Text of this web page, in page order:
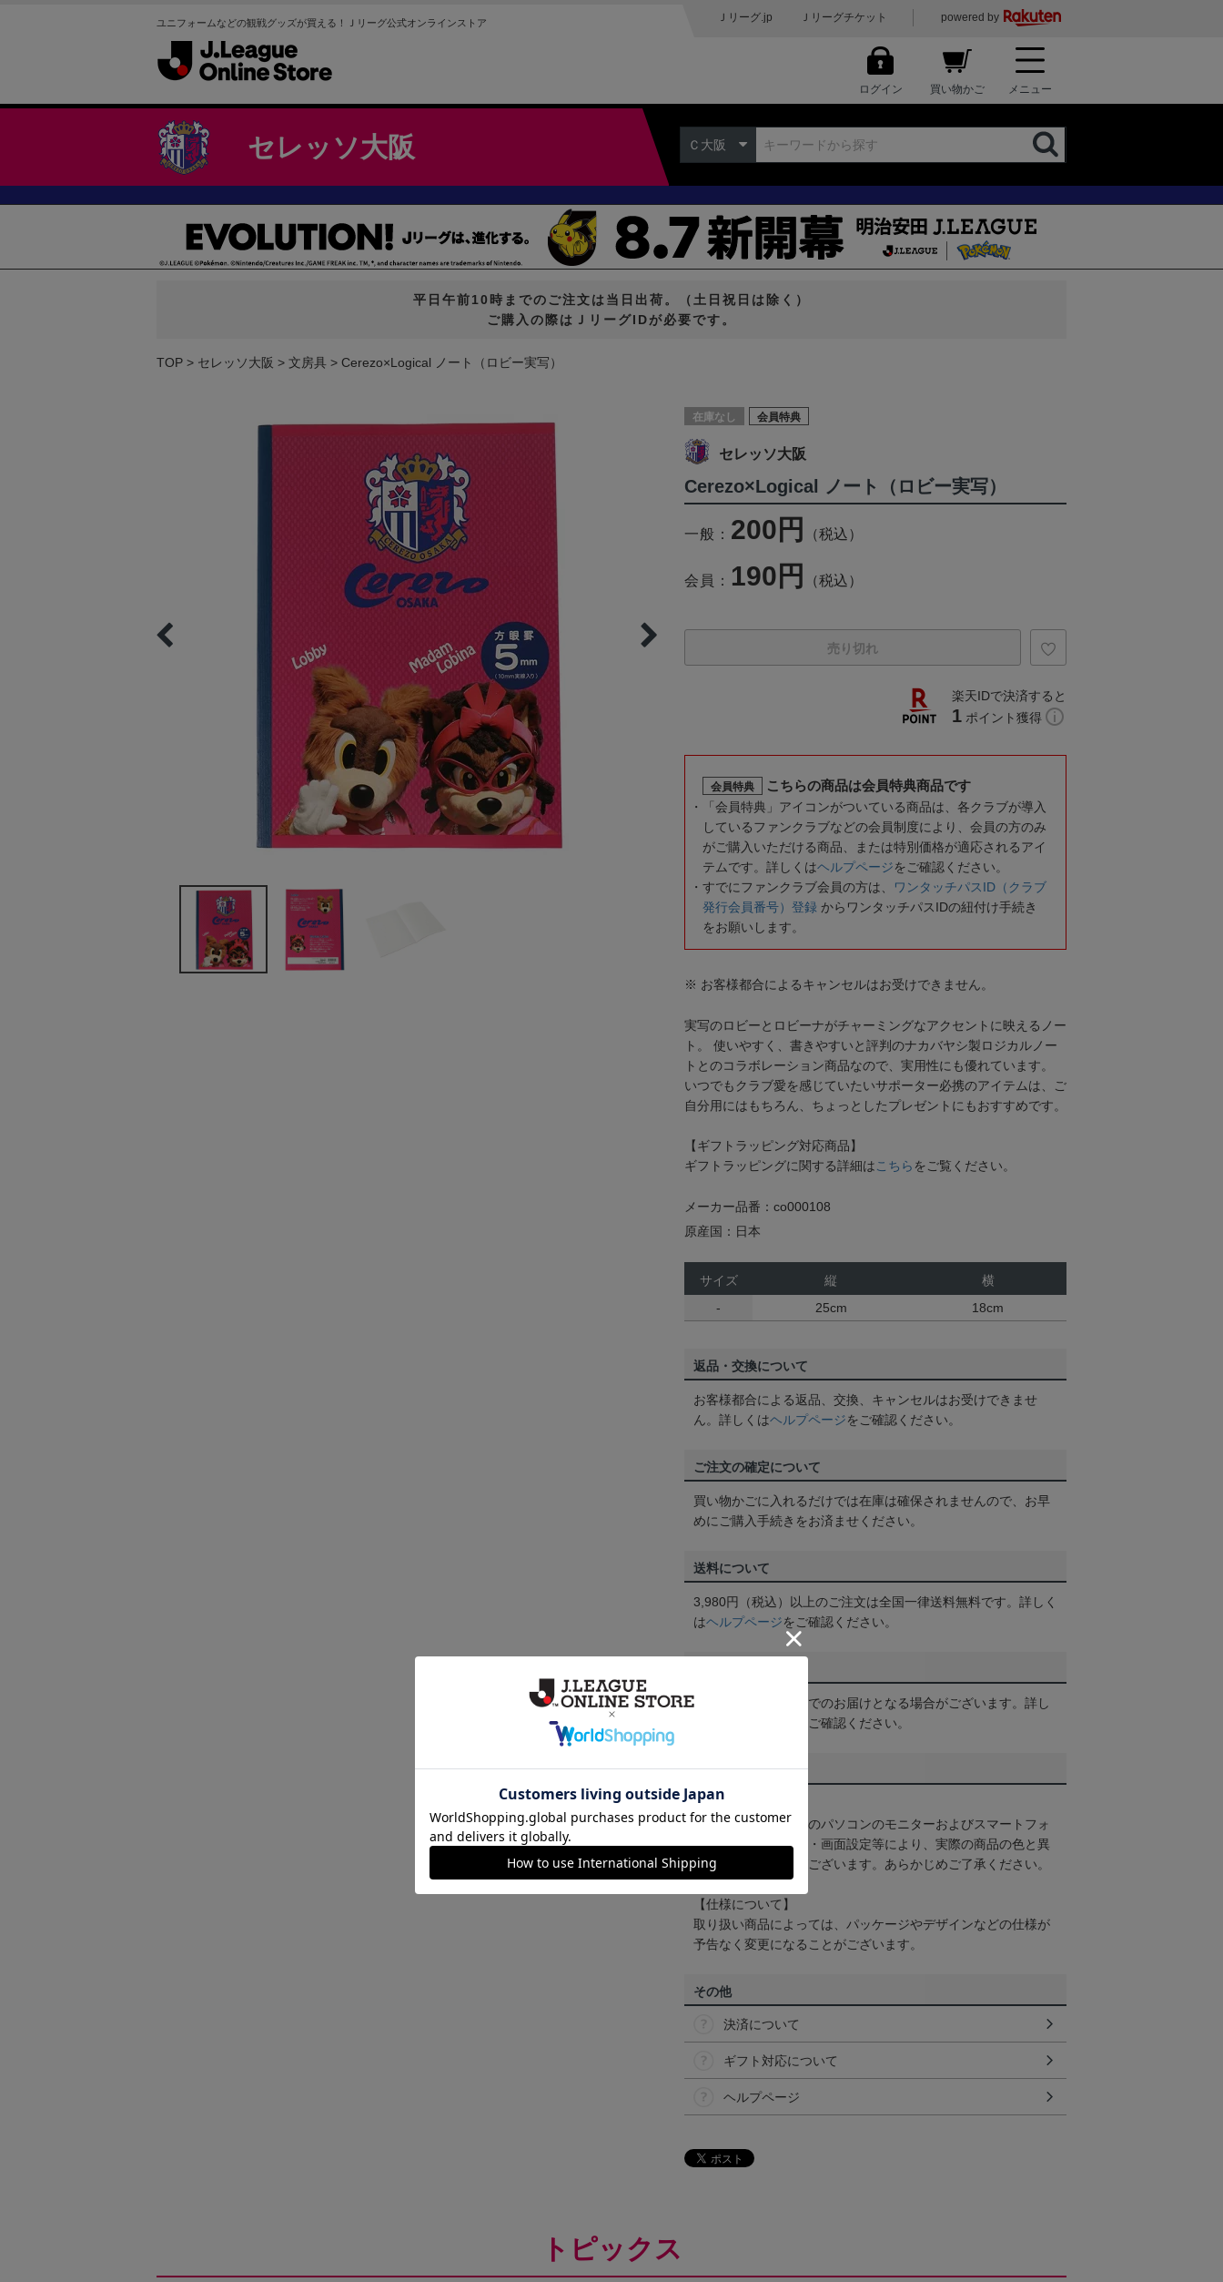
ユニフォームなどの観戦グッズが買える！Ｊリーグ公式オンラインストア Ｊリーグ.jp Ｊリーグチケット powered by
ログイン 買い物かご メニュー
セレッソ大阪 Ｃ大阪
平日午前10時までのご注文は当日出荷。（土日祝日は除く）
ご購入の際はＪリーグIDが必要です。
TOP セレッソ大阪 文房具 Cerezo×Logical ノート（ロビー実写）
在庫なし 会員特典
セレッソ大阪
Cerezo×Logical ノート（ロビー実写）
一般： 200円 （税込）
会員： 190円 （税込）
売り切れ
楽天IDで決済すると
1 ポイント獲得
会員特典 こちらの商品は会員特典商品です
「会員特典」アイコンがついている商品は、各クラブが導入
しているファンクラブなどの会員制度により、会員の方のみ
がご購入いただける商品、または特別価格が適応されるアイ
テムです。詳しくはヘルプページをご確認ください。
すでにファンクラブ会員の方は、
ワンタッチパスID（クラブ
発行会員番号）登録 からワンタッチパスIDの紐付け手続き
をお願いします。
※ お客様都合によるキャンセルはお受けできません。
実写のロビーとロビーナがチャーミングなアクセントに映えるノー
ト。 使いやすく、書きやすいと評判のナカバヤシ製ロジカルノー
トとのコラボレーション商品なので、実用性にも優れています。
いつでもクラブ愛を感じていたいサポーター必携のアイテムは、ご
自分用にはもちろん、ちょっとしたプレゼントにもおすすめです。
【ギフトラッピング対応商品】
ギフトラッピングに関する詳細は こちら をご覧ください。
メーカー品番：co000108
原産国：日本
サイズ 縦
横
-
25cm 18cm
返品・交換について
お客様都合による返品、交換、キャンセルはお受けできませ
ん。詳しくはヘルプページをご確認ください。
ご注文の確定について
買い物かごに入れるだけでは在庫は確保されませんので、お早
めにご購入手続きをお済ませください。
送料について
3,980円（税込）以上のご注文は全国一律送料無料です。詳しく
はヘルプページをご確認ください。
一部商品はメール便でのお届けとなる場合がございます。詳し
をご確認ください。
商品について
【カラーについて】
商品画像は、お使いのパソコンのモニターおよびスマートフォ
ンのメーカー・機種・画面設定等により、実際の商品の色と異
なって見える場合がございます。あらかじめご了承ください。
【仕様について】
取り扱い商品によっては、パッケージやデザインなどの仕様が
予告なく変更になることがございます。
その他
決済について
ギフト対応について
ヘルプページ
トピックス